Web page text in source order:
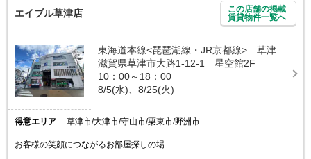
エイブル草津店
この店舗の掲載
賃貸物件一覧へ
東海道本線<琵琶湖線・JR京都線> 草津
滋賀県草津市大路1-12-1 星空館2F
10：00～18：00
8/5(水)、8/25(火)
得意エリア 草津市/大津市/守山市/栗東市/野洲市
お客様の笑顔につながるお部屋探しの場